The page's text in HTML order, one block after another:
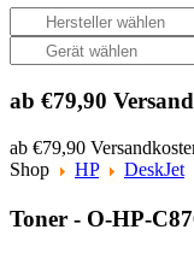
ab €79,90
ab €79,90
Shop
HP DeskJet
Toner - O-HP-